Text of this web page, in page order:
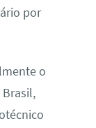
por
o